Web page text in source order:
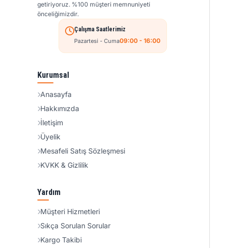
getiriyoruz. %100 müşteri memnuniyeti
önceliğimizdir.
Çalışma Saatlerimiz
Pazartesi - Cuma09:00 - 16:00
Kurumsal
Anasayfa
Hakkımızda
İletişim
Üyelik
Mesafeli Satış Sözleşmesi
KVKK & Gizlilik
Yardım
Müşteri Hizmetleri
Sıkça Sorulan Sorular
Kargo Takibi